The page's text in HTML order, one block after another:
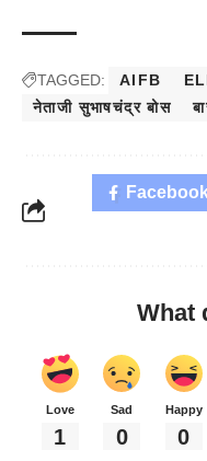
TAGGED: AIFB
नेताजी सुभाषचंद्र बोस
What
Love
1
Sad
0
Happy
0